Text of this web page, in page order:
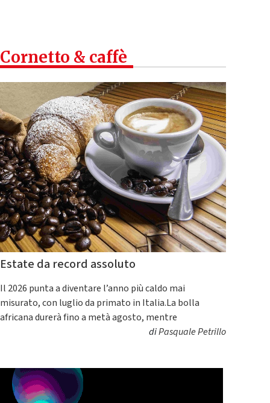
Cornetto & caffè
Estate da record assoluto
Il 2026 punta a diventare l’anno più caldo mai
misurato, con luglio da primato in Italia.La bolla
africana durerà fino a metà agosto, mentre
diPasquale Petrillo